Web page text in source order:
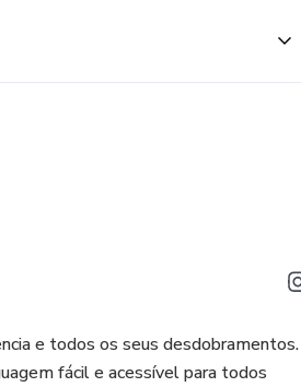
e todos os seus desdobramentos.
fácil e acessível para todos